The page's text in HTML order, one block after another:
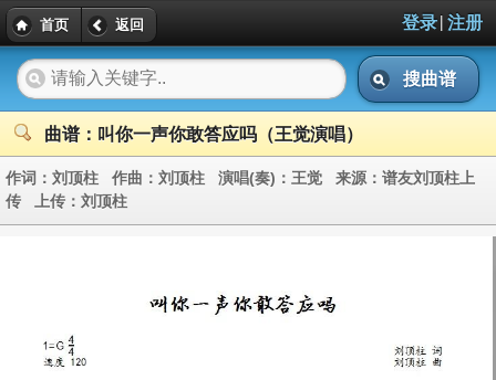
首页 返回 登录| 注册
搜曲谱
曲谱：叫你一声你敢答应吗（王觉演唱）
作词： 刘顶柱 作曲： 刘顶柱 演唱(奏)： 王觉 来源： 谱友刘顶柱上
传 上传： 刘顶柱